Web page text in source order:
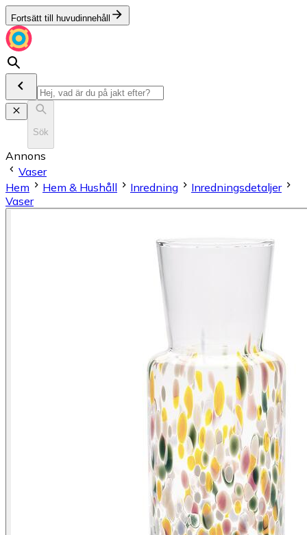
Fortsätt till huvudinnehåll
Sök
Annons
Vaser
Hem
Hem & Hushåll Inredning
Inredningsdetaljer
Vaser